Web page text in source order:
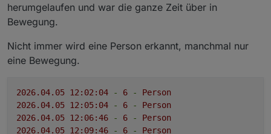
herumgelaufen und war die ganze Zeit über in
Bewegung.
Nicht immer wird eine Person erkannt, manchmal nur
eine Bewegung.
2026.04.05 12:02:04 - 6 -
Person
2026.04.05 12:05:04 - 6 -
Person
2026.04.05 12:06:46 - 6 -
Person
2026.04.05 12:09:46 - 6 -
Person